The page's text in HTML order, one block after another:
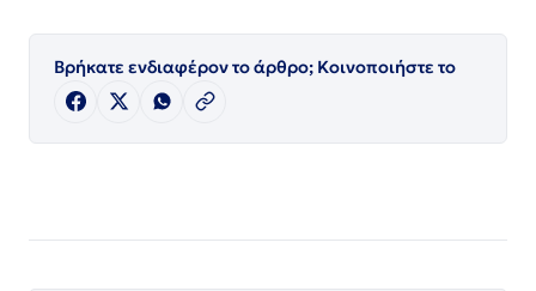
Βρήκατε ενδιαφέρον το άρθρο; Κοινοποιήστε το